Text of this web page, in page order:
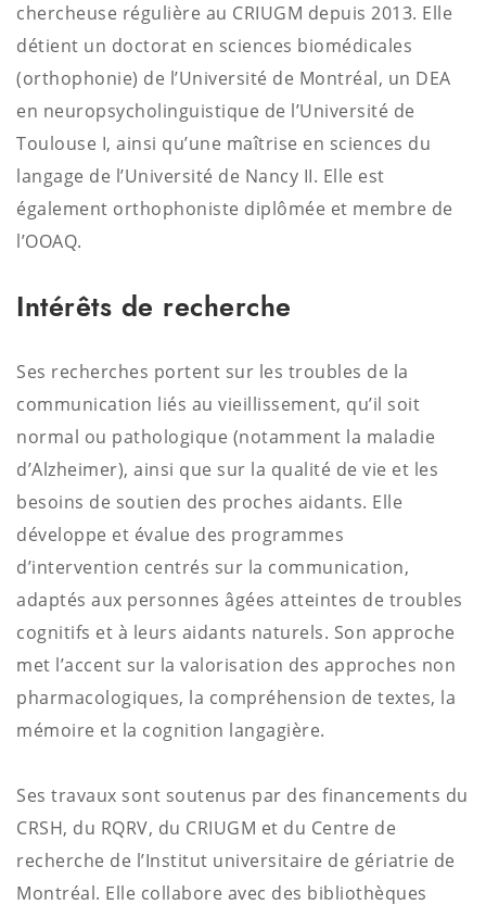
chercheuse régulière au CRIUGM depuis 2013. Elle
détient un doctorat en sciences biomédicales
(orthophonie) de l’Université de Montréal, un DEA
en neuropsycholinguistique de l’Université de
Toulouse I, ainsi qu’une maîtrise en sciences du
langage de l’Université de Nancy II. Elle est
également orthophoniste diplômée et membre de
l’OOAQ.
Intérêts de recherche
Ses recherches portent sur les troubles de la
communication liés au vieillissement, qu’il soit
normal ou pathologique (notamment la maladie
d’Alzheimer), ainsi que sur la qualité de vie et les
besoins de soutien des proches aidants. Elle
développe et évalue des programmes
d’intervention centrés sur la communication,
adaptés aux personnes âgées atteintes de troubles
cognitifs et à leurs aidants naturels. Son approche
met l’accent sur la valorisation des approches non
pharmacologiques, la compréhension de textes, la
mémoire et la cognition langagière.
Ses travaux sont soutenus par des financements du
CRSH, du RQRV, du CRIUGM et du Centre de
recherche de l’Institut universitaire de gériatrie de
Montréal. Elle collabore avec des bibliothèques